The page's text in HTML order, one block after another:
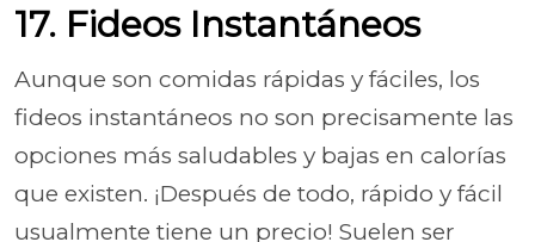
17. Fideos Instantáneos
Aunque son comidas rápidas y fáciles, los
fideos instantáneos no son precisamente las
opciones más saludables y bajas en calorías
que existen. ¡Después de todo, rápido y fácil
usualmente tiene un precio! Suelen ser